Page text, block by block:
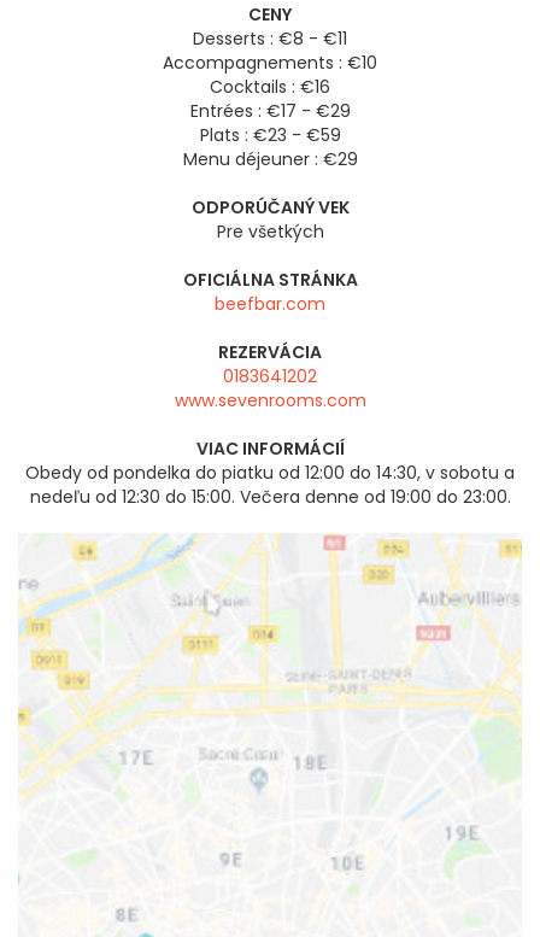
CENY
Desserts : €8 - €11
Accompagnements : €10
Cocktails : €16
Entrées : €17 - €29
Plats : €23 - €59
Menu déjeuner : €29
ODPORÚČANÝ VEK
Pre všetkých
OFICIÁLNA STRÁNKA
beefbar.com
REZERVÁCIA
0183641202
www.sevenrooms.com
VIAC INFORMÁCIÍ
Obedy od pondelka do piatku od 12:00 do 14:30, v sobotu a
nedeľu od 12:30 do 15:00. Večera denne od 19:00 do 23:00.